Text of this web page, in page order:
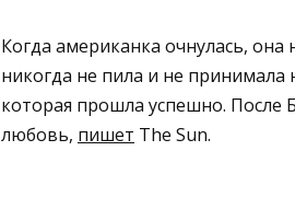
Когда американка очнулась,
никогда не пила и не
которая прошла успешно. После
любовь, пишет The Sun.